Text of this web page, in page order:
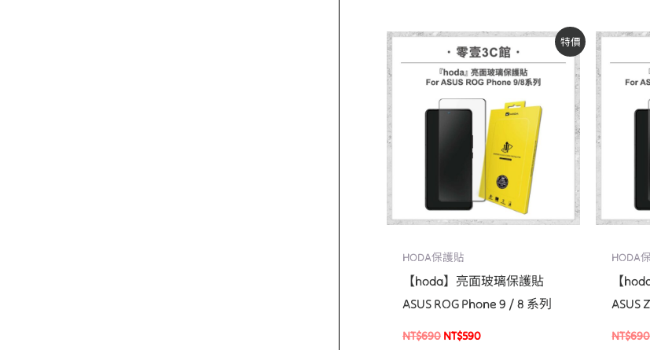
特價
HODA保護貼
【hoda】亮面玻璃保護貼
ASUS ROG Phone 9 / 8 系列
NT$690
原
始
價
格：
NT$590
目
前
價
格：
HODA
【
ASUS
NT$690